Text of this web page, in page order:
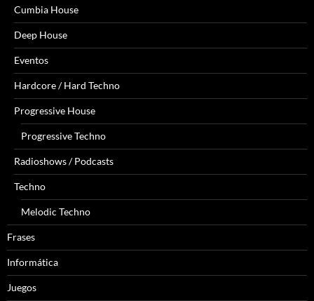
Cumbia House
Deep House
Eventos
Hardcore / Hard Techno
Progressive House
Progressive Techno
Radioshows / Podcasts
Techno
Melodic Techno
Frases
Informática
Juegos